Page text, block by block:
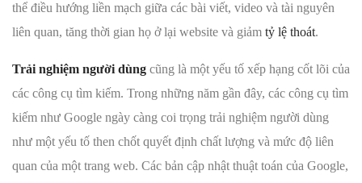
thể điều hướng liền mạch giữa các bài viết, video và tài nguyên
liên quan, tăng thời gian họ ở lại website và giảm tỷ lệ thoát.
Trải nghiệm người dùng cũng là một yếu tố xếp hạng cốt lõi của
các công cụ tìm kiếm. Trong những năm gần đây, các công cụ tìm
kiếm như Google ngày càng coi trọng trải nghiệm người dùng
như một yếu tố then chốt quyết định chất lượng và mức độ liên
quan của một trang web. Các bản cập nhật thuật toán của Google,